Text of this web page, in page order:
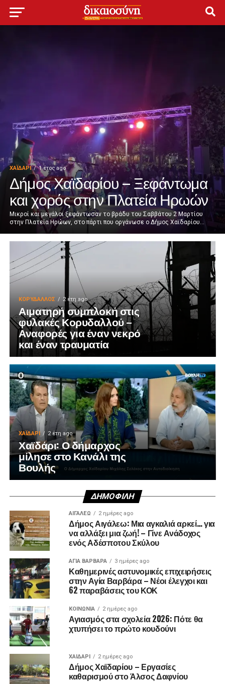
ΧΑΪΔΑΡΙ 1 έτος ago
Δήμος Χαϊδαρίου – Ξεφάντωμα
και χορός στην Πλατεία Ηρωών
Μικροί και μεγάλοι ξεφάντωσαν το βράδυ του Σαββάτου 2 Μαρτίου
στην Πλατεία Ηρώων, στο πάρτι που οργάνωσε ο Δήμος Χαϊδαρίου...
ΚΟΡΥΔΑΛΛΟΣ 2 έτη ago
Αιματηρή συμπλοκή στις
φυλακές Κορυδαλλού –
Αναφορές για έναν νεκρό
και έναν τραυματία
ΧΑΪΔΑΡΙ 2 έτη ago
Χαϊδάρι: Ο δήμαρχος
μίλησε στο Κανάλι της
Βουλής
ΔΗΜΟΦΙΛΉ
ΑΙΓΑΛΕΩ 2 ημέρες ago
Δήμος Αιγάλεω: Μια αγκαλιά αρκεί… για
να αλλάξει μια ζωή! – Γίνε Ανάδοχος
ενός Αδέσποτου Σκύλου
ΑΓΙΑ ΒΑΡΒΑΡΑ 3 ημέρες ago
Καθημερινές αστυνομικές επιχειρήσεις
στην Αγία Βαρβάρα – Νέοι έλεγχοι και
62 παραβάσεις του ΚΟΚ
ΚΟΙΝΩΝΊΑ 2 ημέρες ago
Αγιασμός στα σχολεία 2026: Πότε θα
χτυπήσει το πρώτο κουδούνι
ΧΑΪΔΑΡΙ 2 ημέρες ago
Δήμος Χαϊδαρίου – Εργασίες
καθαρισμού στο Άλσος Δαφνίου